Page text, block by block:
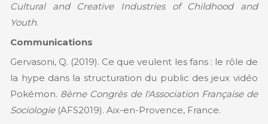
Cultural and Creative Industries of Childhood and
Youth.
Communications
Gervasoni, Q. (2019). Ce que veulent les fans : le rôle de
la hype dans la structuration du public des jeux vidéo
Pokémon. 8ème Congrès de l'Association Française de
Sociologie(AFS2019). Aix-en-Provence, France.